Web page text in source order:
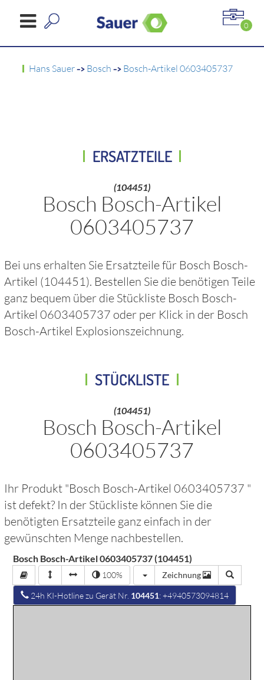
0
Hans Sauer-> Bosch -> Bosch-Artikel 0603405737
ERSATZTEILE
(104451)
Bosch Bosch-Artikel
0603405737
Bei uns erhalten Sie Ersatzteile für Bosch Bosch-
Artikel (104451). Bestellen Sie die benötigen Teile
ganz bequem über die Stückliste Bosch Bosch-
Artikel 0603405737 oder per Klick in der Bosch
Bosch-Artikel Explosionszeichnung.
STÜCKLISTE
(104451)
Bosch Bosch-Artikel
0603405737
Ihr Produkt "Bosch Bosch-Artikel 0603405737 "
ist defekt? In der Stückliste können Sie die
benötigten Ersatzteile ganz einfach in der
gewünschten Menge nachbestellen.
Bosch Bosch-Artikel 0603405737 (104451)
100% Zeichnung
24h KI-Hotline zu Gerät Nr. 104451: +4940573094814